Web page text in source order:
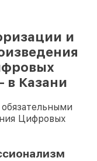
и
в Казани
Цифровых